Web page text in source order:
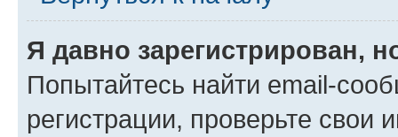
Я давно зарегистрирован,
Попытайтесь найти email-
регистрации, проверьте свои